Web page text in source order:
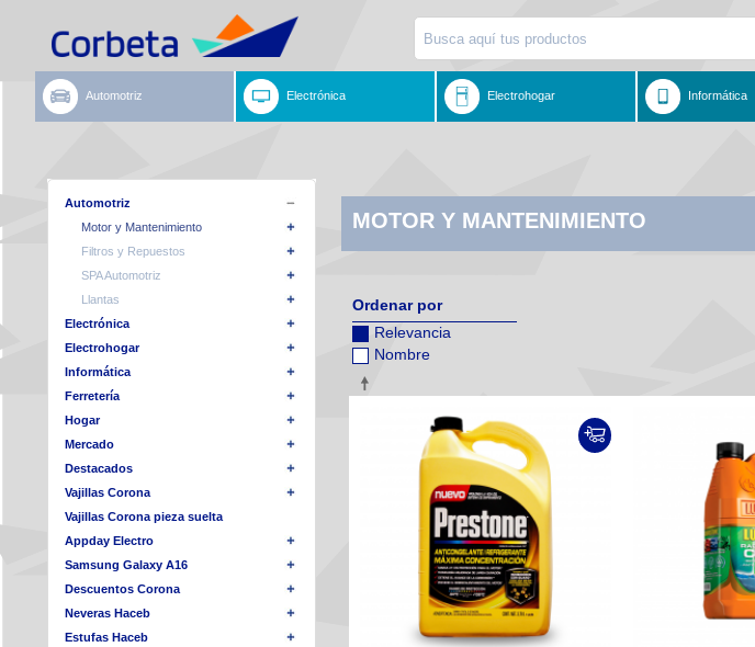
Automotriz Electrónica Electrohogar Informática
Automotriz
Motor y Mantenimiento
Filtros y Repuestos
SPA Automotriz
Llantas
Electrónica
Electrohogar
Informática
Ferretería
Hogar
Mercado
Destacados
Vajillas Corona
Vajillas Corona pieza suelta
Appday Electro
Samsung Galaxy A16
Descuentos Corona
Neveras Haceb
Estufas Haceb
MOTOR Y MANTENIMIENTO
Ordenar por
Relevancia
Nombre